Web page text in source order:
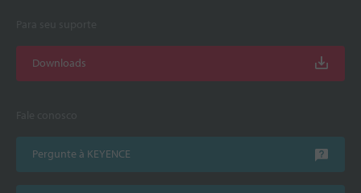
Downloads
Pergunte à KEYENCE